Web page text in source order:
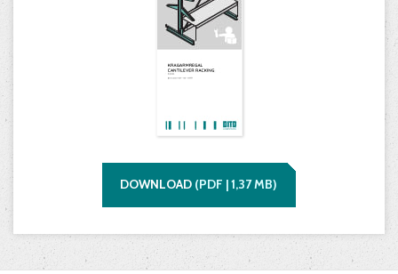
DOWNLOAD (PDF |1,37MB)